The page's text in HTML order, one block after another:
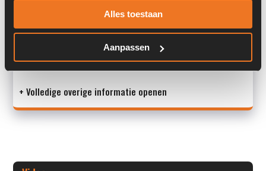
Alles toestaan
Aanpassen
Stock number: 7434-016
Type 1: 23127348
S/N: BS 04 14 C1
+ Volledige overige informatie openen